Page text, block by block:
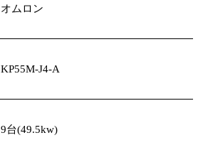
オムロン
KP55M-J4-A
9台(49.5kw)